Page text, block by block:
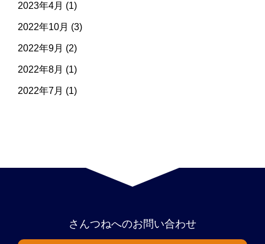
2023年4月 (1)
2022年10月 (3)
2022年9月 (2)
2022年8月 (1)
2022年7月 (1)
さんつねへのお問い合わせ